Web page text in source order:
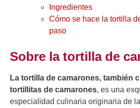
Ingredientes
Cómo se hace la tortilla
paso
Sobre la tortilla de
La tortilla de camarones, también
tortillitas de camarones, es una
especialidad culinaria originaria de